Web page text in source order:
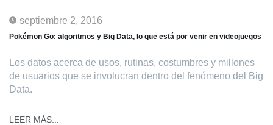
septiembre 2, 2016
Pokémon Go: algoritmos y Big Data, lo que está por venir en videojuegos
Los datos acerca de usos, rutinas, costumbres y millones
de usuarios que se involucran dentro del fenómeno del Big
Data.
LEER MÁS...